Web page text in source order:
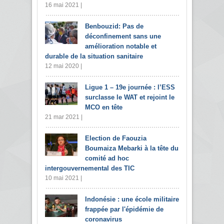
16 mai 2021 |
Benbouzid: Pas de
déconfinement sans une
amélioration notable et
durable de la situation sanitaire
12 mai 2020 |
Ligue 1 – 19e journée : l’ESS
surclasse le WAT et rejoint le
MCO en tête
21 mar 2021 |
Election de Faouzia
Boumaiza Mebarki à la tête du
comité ad hoc
intergouvernemental des TIC
10 mai 2021 |
Indonésie : une école militaire
frappée par l'épidémie de
coronavirus